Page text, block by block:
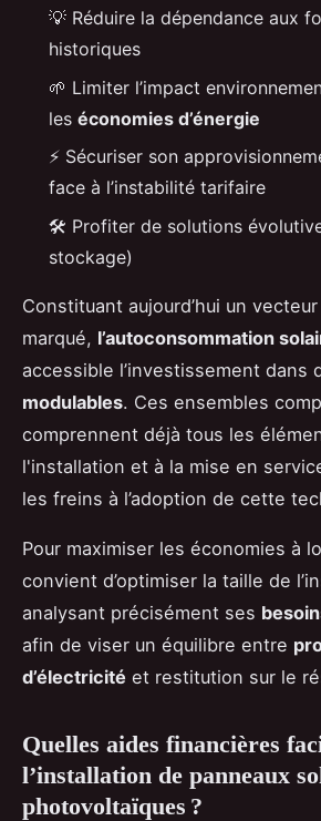
💡 Réduire la dépendance aux
historiques
🌱 Limiter l’impact
les économies d’énergie
⚡ Sécuriser son
face à l’instabilité tarifaire
🛠️ Profiter de solutions
stockage)
Constituant aujourd’hui un
marqué, l’autoconsommation
accessible l’investissement dans
modulables. Ces ensembles
comprennent déjà tous les
l'installation et à la mise en
les freins à l’adoption de cette
Pour maximiser les économies à
convient d’optimiser la taille de
analysant précisément ses
afin de viser un équilibre entre
d’électricité et restitution sur le
Quelles aides financières
l’installation de panneaux
photovoltaïques ?